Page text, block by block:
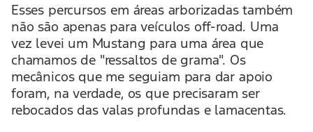
Esses percursos em áreas arborizadas também
não são apenas para veículos off-road. Uma
vez levei um Mustang para uma área que
chamamos de "ressaltos de grama". Os
mecânicos que me seguiam para dar apoio
foram, na verdade, os que precisaram ser
rebocados das valas profundas e lamacentas.